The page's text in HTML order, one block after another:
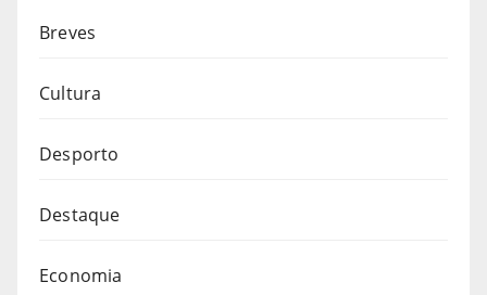
Breves
Cultura
Desporto
Destaque
Economia